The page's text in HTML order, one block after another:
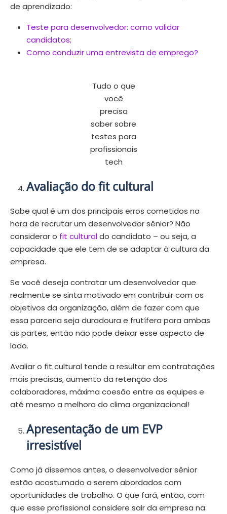
de aprendizado:
Teste para desenvolvedor: como validar
candidatos;
Como conduzir uma entrevista de emprego?
Tudo o que
você
precisa
saber sobre
testes para
profissionais
tech
Avaliação do fit cultural
Sabe qual é um dos principais erros cometidos na
hora de recrutar um desenvolvedor sênior? Não
considerar o fit culturaldo candidato – ou seja, a
capacidade que ele tem de se adaptar à cultura da
empresa.
Se você deseja contratar um desenvolvedor que
realmente se sinta motivado em contribuir com os
objetivos da organização, além de fazer com que
essa parceria seja duradoura e frutífera para ambas
as partes, então não pode deixar esse aspecto de
lado.
Avaliar o fit cultural tende a resultar em contratações
mais precisas, aumento da retenção dos
colaboradores, máxima coesão entre as equipes e
até mesmo a melhora do clima organizacional!
Apresentação de um EVP
irresistível
Como já dissemos antes, o desenvolvedor sênior
estão acostumado a serem abordados com
oportunidades de trabalho. O que fará, então, com
que esse profissional considere sair da empresa na